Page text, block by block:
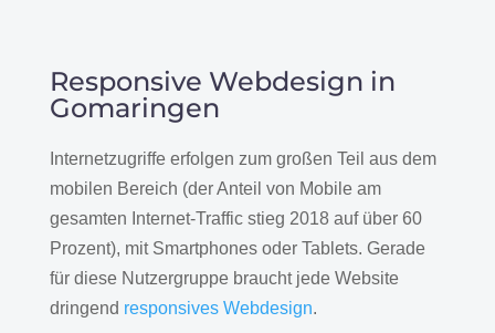
Responsive Webdesign in
Gomaringen
Internetzugriffe erfolgen zum großen Teil aus dem
mobilen Bereich (der Anteil von Mobile am
gesamten Internet-Traffic stieg 2018 auf über 60
Prozent), mit Smartphones oder Tablets. Gerade
für diese Nutzergruppe braucht jede Website
dringend responsives Webdesign.